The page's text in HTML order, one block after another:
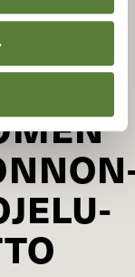
juttua